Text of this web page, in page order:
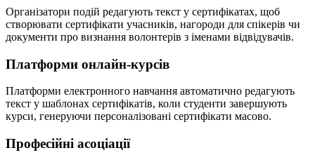
Організатори подій редагують текст у сертифікатах, щоб
створювати сертифікати учасників, нагороди для спікерів чи
документи про визнання волонтерів з іменами відвідувачів.
Платформи онлайн-курсів
Платформи електронного навчання автоматично редагують
текст у шаблонах сертифікатів, коли студенти завершують
курси, генеруючи персоналізовані сертифікати масово.
Професійні асоціації